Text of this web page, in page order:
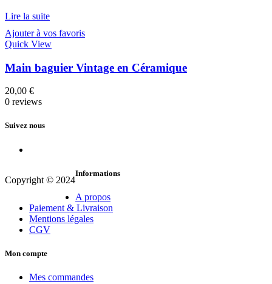
Lire la suite
Ajouter à vos favoris
Quick View
Main baguier Vintage en Céramique
20,00 €
0 reviews
Suivez nous
Copyright © 2024
Informations
A propos
Paiement & Livraison
Mentions légales
CGV
Mon compte
Mes commandes